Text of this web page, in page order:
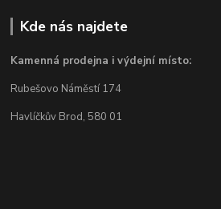
Kde nás najdete
Kamenná prodejna i výdejní místo:
Rubešovo Náměstí 174
Havlíčkův Brod, 580 01